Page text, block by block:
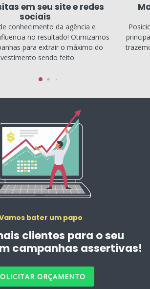
em seu site e redes
sociais
conhecimento da agência e
no resultado! Otimizamos
para extrair o máximo do
sendo feito.
bater um papo
clientes para o seu
campanhas assertivas!
ORÇAMENTO